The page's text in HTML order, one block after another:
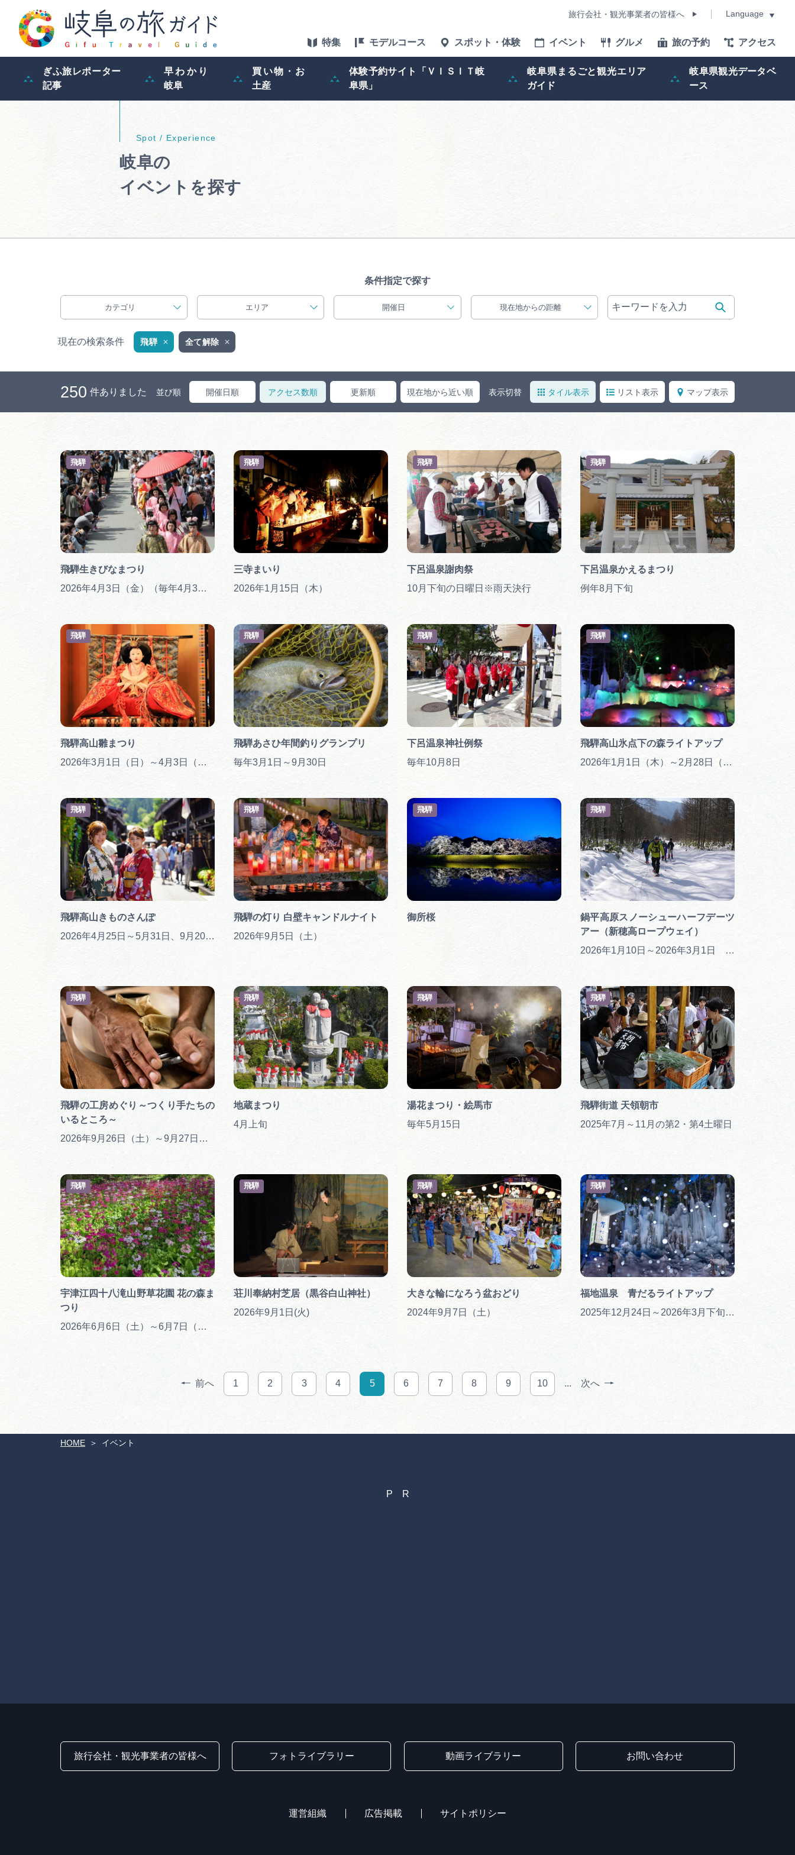
旅行会社・観光事業者の皆様へ Language
特集 モデルコース スポット・体験 イベント グルメ 旅の予約 アクセス
ぎふ旅レポーター
記事
早わかり
岐阜
買い物・お
土産
体験予約サイト「ＶＩＳＩＴ岐
阜県」
岐阜県まるごと観光エリア
ガイド
岐阜県観光データベ
ース
岐阜県まるごと観光エリアガ
岐阜県観光データベース
旅行会社・観光事業者の皆様へ フォトライブラリー
運営組織 広告掲載 サイトポリシー
HOME イベント
岐阜の
イベントを探す
条件指定で探す
カテゴリ エリア 開催日 現在地からの距離
現在の検索条件 飛騨 全て解除
250 件ありました 並び順 開催日順 アクセス数順 更新順 現在地から近い順 表示切替 タイル表示 リスト表示 マップ表示
飛騨生きびなまつり
飛騨
2026年4月3日（金）（毎年4月3日）
三寺まいり
飛騨
2026年1月15日（木）
下呂温泉謝肉祭
飛騨
10月下旬の日曜日※雨天決行
下呂温泉かえるまつり
飛騨
例年8月下旬
飛騨高山雛まつり
飛騨
2026年3月1日（日）～4月3日（金）
飛騨あさひ年間釣りグランプリ
飛騨
毎年3月1日～9月30日
下呂温泉神社例祭
飛騨
毎年10月8日
飛騨高山氷点下の森ライトアップ
飛騨
2026年1月1日（木）～2月28日（土）（毎年1月1日～2月末日）
飛騨高山きものさんぽ
飛騨
2026年4月25日～5月31日、9月20日～11月10日
飛騨の灯り 白壁キャンドルナイト
飛騨
2026年9月5日（土）
御所桜
飛騨
鍋平高原スノーシューハーフデーツ
アー（新穂高ロープウェイ）
飛騨
2026年1月10日～2026年3月1日 ※積雪の状況により変動あり。 ※積雪や天候状況によりツアーを中止する場合あり。
飛騨の工房めぐり～つくり手たちの
いるところ～
飛騨
2026年9月26日（土）～9月27日（日）
地蔵まつり
飛騨
4月上旬
湯花まつり・絵馬市
飛騨
毎年5月15日
飛騨街道 天領朝市
飛騨
2025年7月～11月の第2・第4土曜日
宇津江四十八滝山野草花園 花の森ま
つり
飛騨
2026年6月6日（土）～6月7日（日）
荘川奉納村芝居（黒谷白山神社）
飛騨
2026年9月1日(火)
大きな輪になろう盆おどり
飛騨
2024年9月7日（土）
福地温泉 青だるライトアップ
飛騨
2025年12月24日～2026年3月下旬 ※開催期間は天候等で前後する場合があります。
前へ 1 2 3 4 5 6 7 8 9 10 ... 次へ
旅行会社・観光事業者の皆様へ フォトライブラリー 動画ライブラリー お問い合わせ
運営組織 広告掲載 サイトポリシー